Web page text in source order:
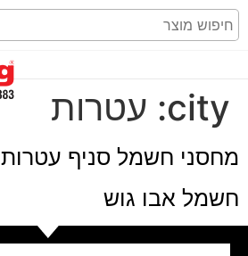
city: עטרות
מחסני חשמל סניף עטרות
חשמל אבו גוש